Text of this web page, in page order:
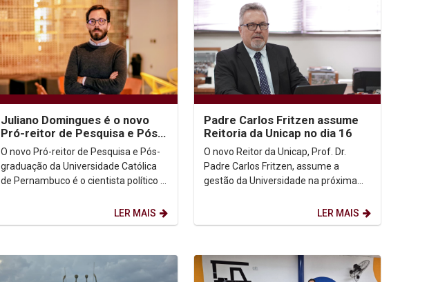
Juliano Domingues é o novo
Pró-reitor de Pesquisa e Pós-
graduação da Unicap
O novo Pró-reitor de Pesquisa e Pós-
graduação da Universidade Católica
de Pernambuco é o cientista político e
LER MAIS
Padre Carlos Fritzen assume
Reitoria da Unicap no dia 16
O novo Reitor da Unicap, Prof. Dr.
Padre Carlos Fritzen, assume a
gestão da Universidade na próxima
LER MAIS